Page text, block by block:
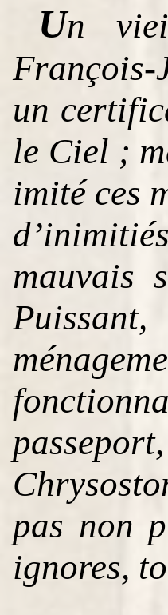
Un
François-
un
le Ciel ;
imité ces
mauvais
pas non
ignores,